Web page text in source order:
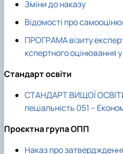
Сторінка аспіранта
Зміни до наказу
Відомості про
ПРОГРАМА візиту
кспертного оцінювання
Стандарт освіти
СТАНДАРТ ВИЩОЇ
пеціальність 051 –
Проєктна група ОПП
Наказ про